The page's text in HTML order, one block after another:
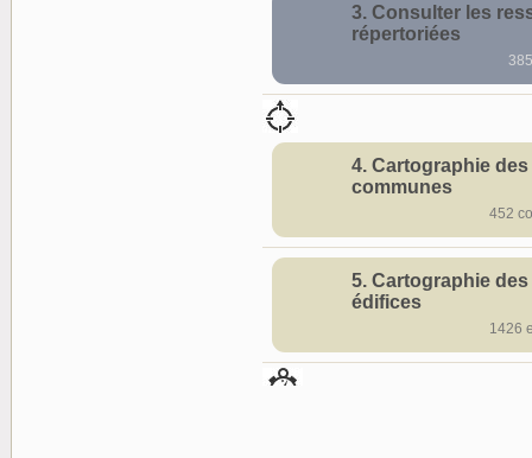
3. Consulter les
répertoriées
4. Cartographie des
communes
452
5. Cartographie des
édifices
1426